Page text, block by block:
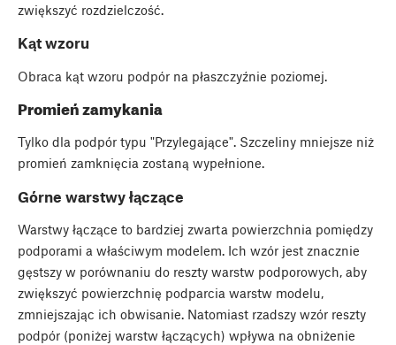
zwiększyć rozdzielczość.
Kąt wzoru
Obraca kąt wzoru podpór na płaszczyźnie poziomej.
Promień zamykania
Tylko dla podpór typu "Przylegające". Szczeliny mniejsze niż
promień zamknięcia zostaną wypełnione.
Górne warstwy łączące
Warstwy łączące to bardziej zwarta powierzchnia pomiędzy
podporami a właściwym modelem. Ich wzór jest znacznie
gęstszy w porównaniu do reszty warstw podporowych, aby
zwiększyć powierzchnię podparcia warstw modelu,
zmniejszając ich obwisanie. Natomiast rzadszy wzór reszty
podpór (poniżej warstw łączących) wpływa na obniżenie